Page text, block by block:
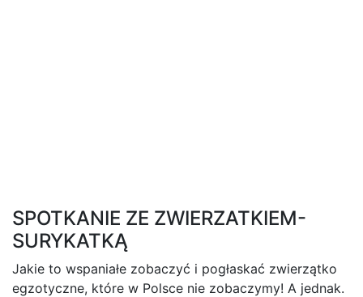
SPOTKANIE ZE ZWIERZATKIEM-
SURYKATKĄ
Jakie to wspaniałe zobaczyć i pogłaskać zwierzątko
egzotyczne, które w Polsce nie zobaczymy! A jednak.